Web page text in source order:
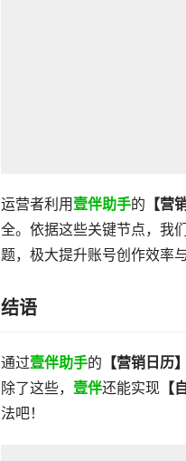
运营者利用壹伴助手的 【营
全。依据这些关键节点，我
题，极大提升账号创作效率
结语
通过壹伴助手的 【营销日历】
除了这些， 壹伴还能实现 【
法吧！